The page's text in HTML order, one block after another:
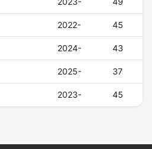
2022- 45
2024- 43
2025- 37
2023- 45